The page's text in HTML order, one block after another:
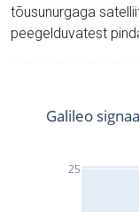
tõusunurgaga
peegelduvatest
25
Galileo